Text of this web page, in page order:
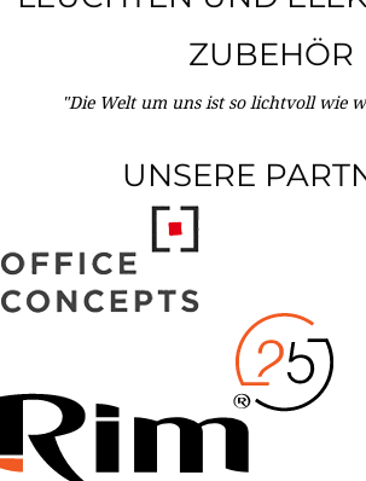
ZUBEHÖR
"Die Welt um uns ist so lichtvoll wie
UNSERE